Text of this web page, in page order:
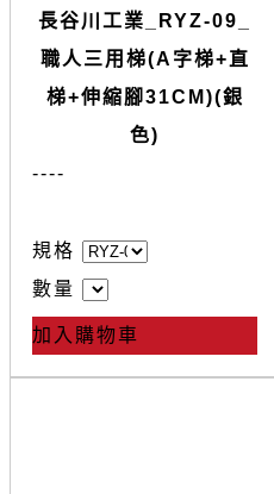
長谷川工業_RYZ-09_
職人三用梯(A字梯+直
梯+伸縮腳31CM)(銀
色)
----
規格
數量
加入購物車